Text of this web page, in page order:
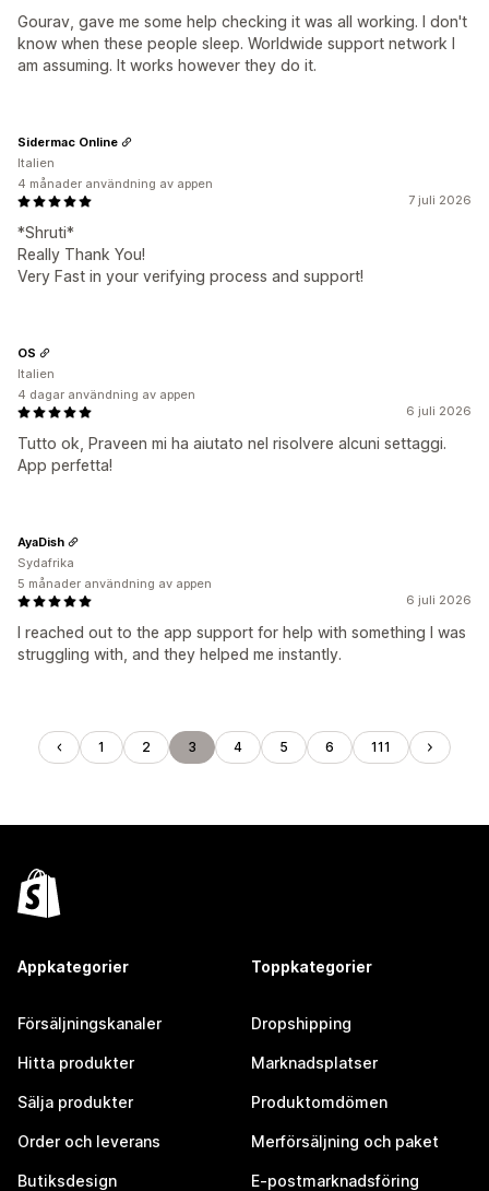
Gourav, gave me some help checking it was all working. I don't
know when these people sleep. Worldwide support network I
am assuming. It works however they do it.
7 juli 2026
*Shruti*
Really Thank You!
Very Fast in your verifying process and support!
Sidermac Online
Italien
4 månader användning av appen
6 juli 2026
Tutto ok, Praveen mi ha aiutato nel risolvere alcuni settaggi.
App perfetta!
OS
Italien
4 dagar användning av appen
6 juli 2026
I reached out to the app support for help with something I was
struggling with, and they helped me instantly.
AyaDish
Sydafrika
5 månader användning av appen
1 2 3 4 5 6 111
Appkategorier
Försäljningskanaler
Hitta produkter
Sälja produkter
Order och leverans
Butiksdesign
Toppkategorier
Dropshipping
Marknadsplatser
Produktomdömen
Merförsäljning och paket
E-postmarknadsföring